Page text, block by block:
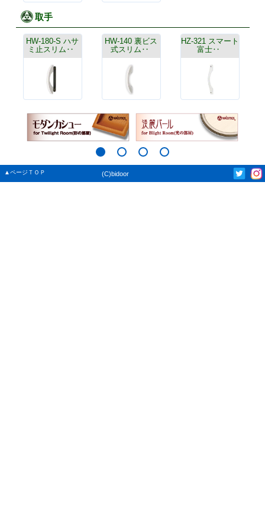
取手
HW-180-S ハサ
ミ止スリム‥
HW-140 裏ビス
式スリム‥
HZ-321 スマート
富士‥
▲ページＴＯＰ (C)bidoor